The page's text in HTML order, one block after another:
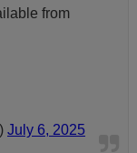
from
July 6, 2025